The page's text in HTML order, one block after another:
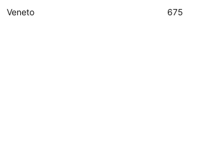
Veneto
675